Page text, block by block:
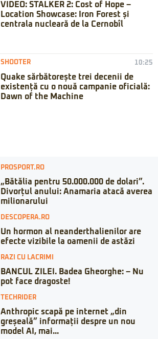
VIDEO: STALKER 2: Cost of Hope –
Location Showcase: Iron Forest și
centrala nucleară de la Cernobîl
SHOOTER 10:25
Quake sărbătorește trei decenii de
existență cu o nouă campanie oficială:
Dawn of the Machine
PROSPORT.RO
„Bătălia pentru 50.000.000 de dolari”.
Divorțul anului: Anamaria atacă averea
milionarului
DESCOPERA.RO
Un hormon al neanderthalienilor are
efecte vizibile la oamenii de astăzi
RAZI CU LACRIMI
BANCUL ZILEI. Badea Gheorghe: – Nu
pot face dragoste!
TECHRIDER
Anthropic scapă pe internet „din
greșeală” informații despre un nou
model AI, mai...